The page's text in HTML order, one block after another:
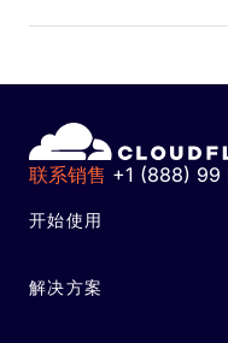
联系销售 +1 (888) 99
开始使用
解决方案